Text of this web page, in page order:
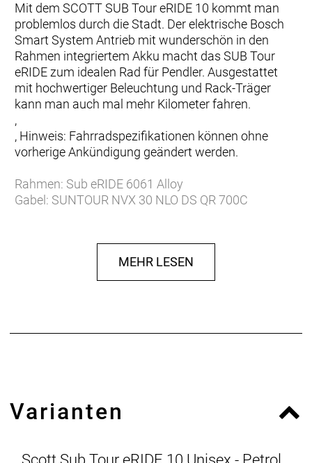
Mit dem SCOTT SUB Tour eRIDE 10 kommt man
problemlos durch die Stadt. Der elektrische Bosch
Smart System Antrieb mit wunderschön in den
Rahmen integriertem Akku macht das SUB Tour
eRIDE zum idealen Rad für Pendler. Ausgestattet
mit hochwertiger Beleuchtung und Rack-Träger
kann man auch mal mehr Kilometer fahren.
,
, Hinweis: Fahrradspezifikationen können ohne
vorherige Ankündigung geändert werden.
Rahmen: Sub eRIDE 6061 Alloy
Gabel: SUNTOUR NVX 30 NLO DS QR 700C
Schaltwerk: Shimano Deore RD M5120SGS 10
Schalthebel: Shimano Deore SL-M4100 10 Speed
Bremsscheibe hinten: SM-RT10 rotor 160mm
Felgen: Cross X17 Disc 32h
Hinterradnabe: Shimano FHRM35BZBL5 32H QR
MEHR LESEN
Varianten